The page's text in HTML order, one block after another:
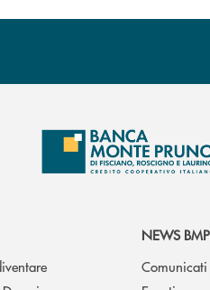
NEWS BMP
Comunicati